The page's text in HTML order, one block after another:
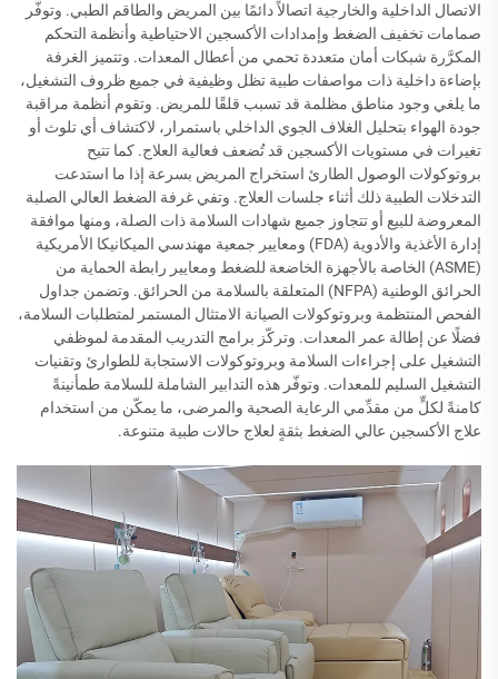
الاتصال الداخلية والخارجية اتصالاً دائمًا بين المريض والطاقم الطبي. وتوفّر
صمامات تخفيف الضغط وإمدادات الأكسجين الاحتياطية وأنظمة التحكم
المكرَّرة شبكات أمان متعددة تحمي من أعطال المعدات. وتتميز الغرفة
بإضاءة داخلية ذات مواصفات طبية تظل وظيفية في جميع ظروف التشغيل،
ما يلغي وجود مناطق مظلمة قد تسبب قلقًا للمريض. وتقوم أنظمة مراقبة
جودة الهواء بتحليل الغلاف الجوي الداخلي باستمرار، لاكتشاف أي تلوث أو
تغيرات في مستويات الأكسجين قد تُضعف فعالية العلاج. كما تتيح
بروتوكولات الوصول الطارئ استخراج المريض بسرعة إذا ما استدعت
التدخلات الطبية ذلك أثناء جلسات العلاج. وتفي غرفة الضغط العالي الصلبة
المعروضة للبيع أو تتجاوز جميع شهادات السلامة ذات الصلة، ومنها موافقة
إدارة الأغذية والأدوية (FDA) ومعايير جمعية مهندسي الميكانيكا الأمريكية
(ASME) الخاصة بالأجهزة الخاضعة للضغط ومعايير رابطة الحماية من
الحرائق الوطنية (NFPA) المتعلقة بالسلامة من الحرائق. وتضمن جداول
الفحص المنتظمة وبروتوكولات الصيانة الامتثال المستمر لمتطلبات السلامة،
فضلًا عن إطالة عمر المعدات. وتركّز برامج التدريب المقدمة لموظفي
التشغيل على إجراءات السلامة وبروتوكولات الاستجابة للطوارئ وتقنيات
التشغيل السليم للمعدات. وتوفّر هذه التدابير الشاملة للسلامة طمأنينةً
كامنةً لكلٍّ من مقدِّمي الرعاية الصحية والمرضى، ما يمكّن من استخدام
علاج الأكسجين عالي الضغط بثقةٍ لعلاج حالات طبية متنوعة.